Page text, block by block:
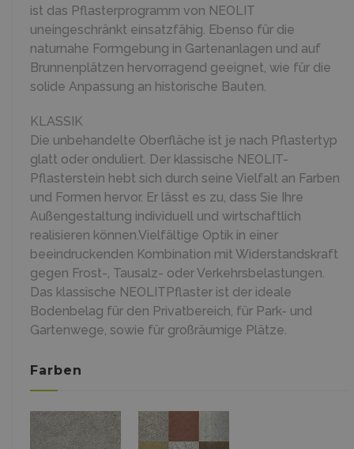
ist das Pflasterprogramm von NEOLIT
uneingeschränkt einsatzfähig. Ebenso für die
naturnahe Formgebung in Gartenanlagen und auf
Brunnenplätzen hervorragend geeignet, wie für die
solide Anpassung an historische Bauten.
KLASSIK
Die unbehandelte Oberfläche ist je nach Pflastertyp
glatt oder onduliert. Der klassische NEOLIT-
Pflasterstein hebt sich durch seine Vielfalt an Farben
und Formen hervor. Er lässt es zu, dass Sie Ihre
Außengestaltung individuell und wirtschaftlich
realisieren können.Vielfältige Optik in einer
beeindruckenden Kombination mit Widerstandskraft
gegen Frost-, Tausalz- oder Verkehrsbelastungen.
Das klassische NEOLITPflaster ist der ideale
Bodenbelag für den Privatbereich, für Park- und
Gartenwege, sowie für großräumige Plätze.
Farben